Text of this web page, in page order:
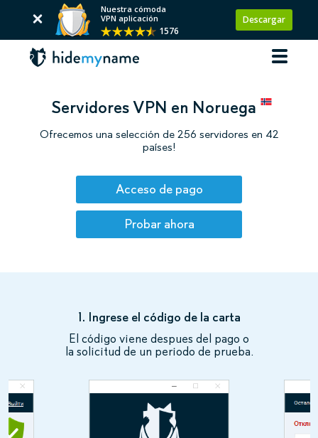
Nuestra cómoda
VPN aplicación
1576
Descargar
Servidores VPN en Noruega
Ofrecemos una selección de 256 servidores en 42
países!
Acceso de pago
Probar ahora
1. Ingrese el código de la carta
El código viene despues del pago o
la solicitud de un periodo de prueba.